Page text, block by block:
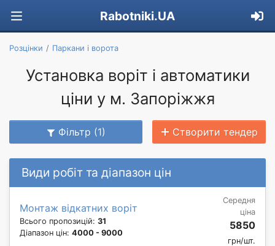
Rabotniki.UA
Розцінки Паркани і ворота
Установка воріт і автоматики
ціни у м. Запоріжжя
Фільтр (1) Створити тендер
Види робіт та діапазон цін
Монтаж відкатних воріт
Всього пропозицій: 31
Діапазон цін: 4000 - 9000
Середня
ціна
5850
грн/шт.